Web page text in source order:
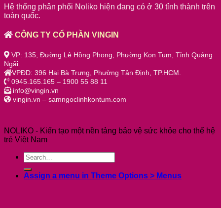
Hệ thống phân phối Noliko hiện đang có ở 30 tỉnh thành trên
toàn quốc.
CÔNG TY CỔ PHẦN VINGIN
VP: 135, Đường Lê Hồng Phong, Phường Kon Tum, Tỉnh Quảng
Ngãi.
VPĐD: 396 Hai Bà Trưng, Phường Tân Định, TP.HCM.
0945.165.165 – 1900 55 88 11
info@vingin.vn
vingin.vn – samngoclinhkontum.com
NOLIKO - Kiến tạo một nền tảng bảo vệ sức khỏe cho thế hệ
trẻ Việt Nam
Assign a menu in Theme Options > Menus